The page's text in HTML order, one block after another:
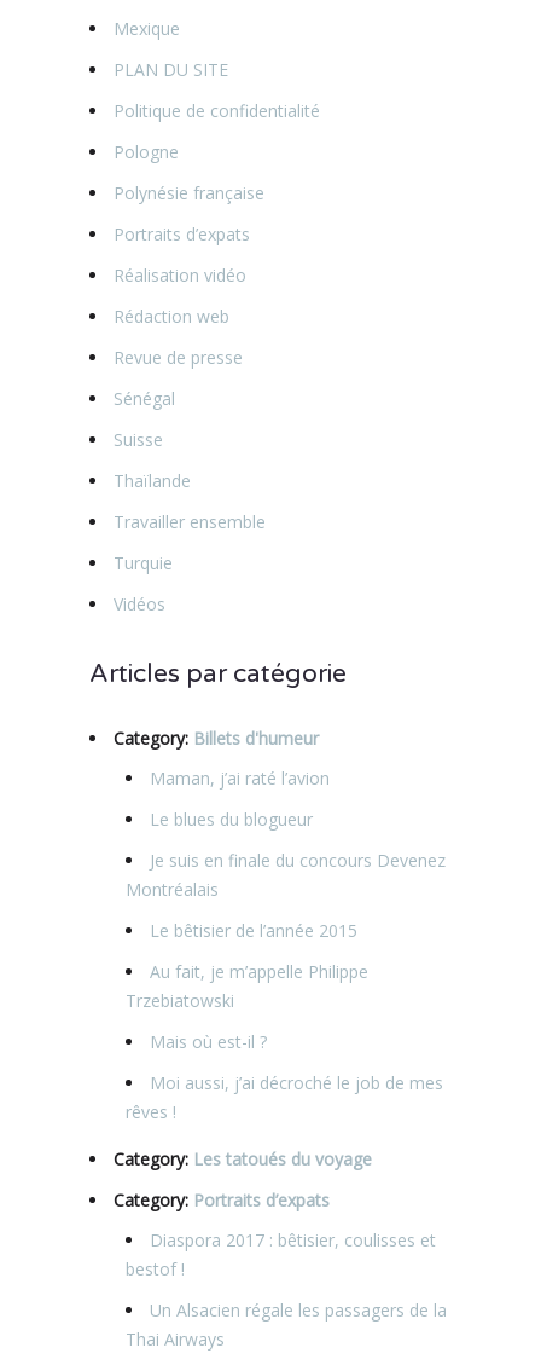
Mexique
PLAN DU SITE
Politique de confidentialité
Pologne
Polynésie française
Portraits d’expats
Réalisation vidéo
Rédaction web
Revue de presse
Sénégal
Suisse
Thaïlande
Travailler ensemble
Turquie
Vidéos
Articles par catégorie
Category: Billets d'humeur
Maman, j’ai raté l’avion
Le blues du blogueur
Je suis en finale du concours Devenez
Montréalais
Le bêtisier de l’année 2015
Au fait, je m’appelle Philippe
Trzebiatowski
Mais où est-il ?
Moi aussi, j’ai décroché le job de mes
rêves !
Category: Les tatoués du voyage
Category: Portraits d’expats
Diaspora 2017 : bêtisier, coulisses et
bestof !
Un Alsacien régale les passagers de la
Thai Airways